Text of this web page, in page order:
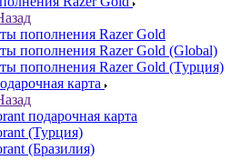
пополнения Razer Gold
пополнения Razer Gold (Global)
пополнения Razer Gold (Турция)
карта
подарочная карта
(Турция)
(Бразилия)